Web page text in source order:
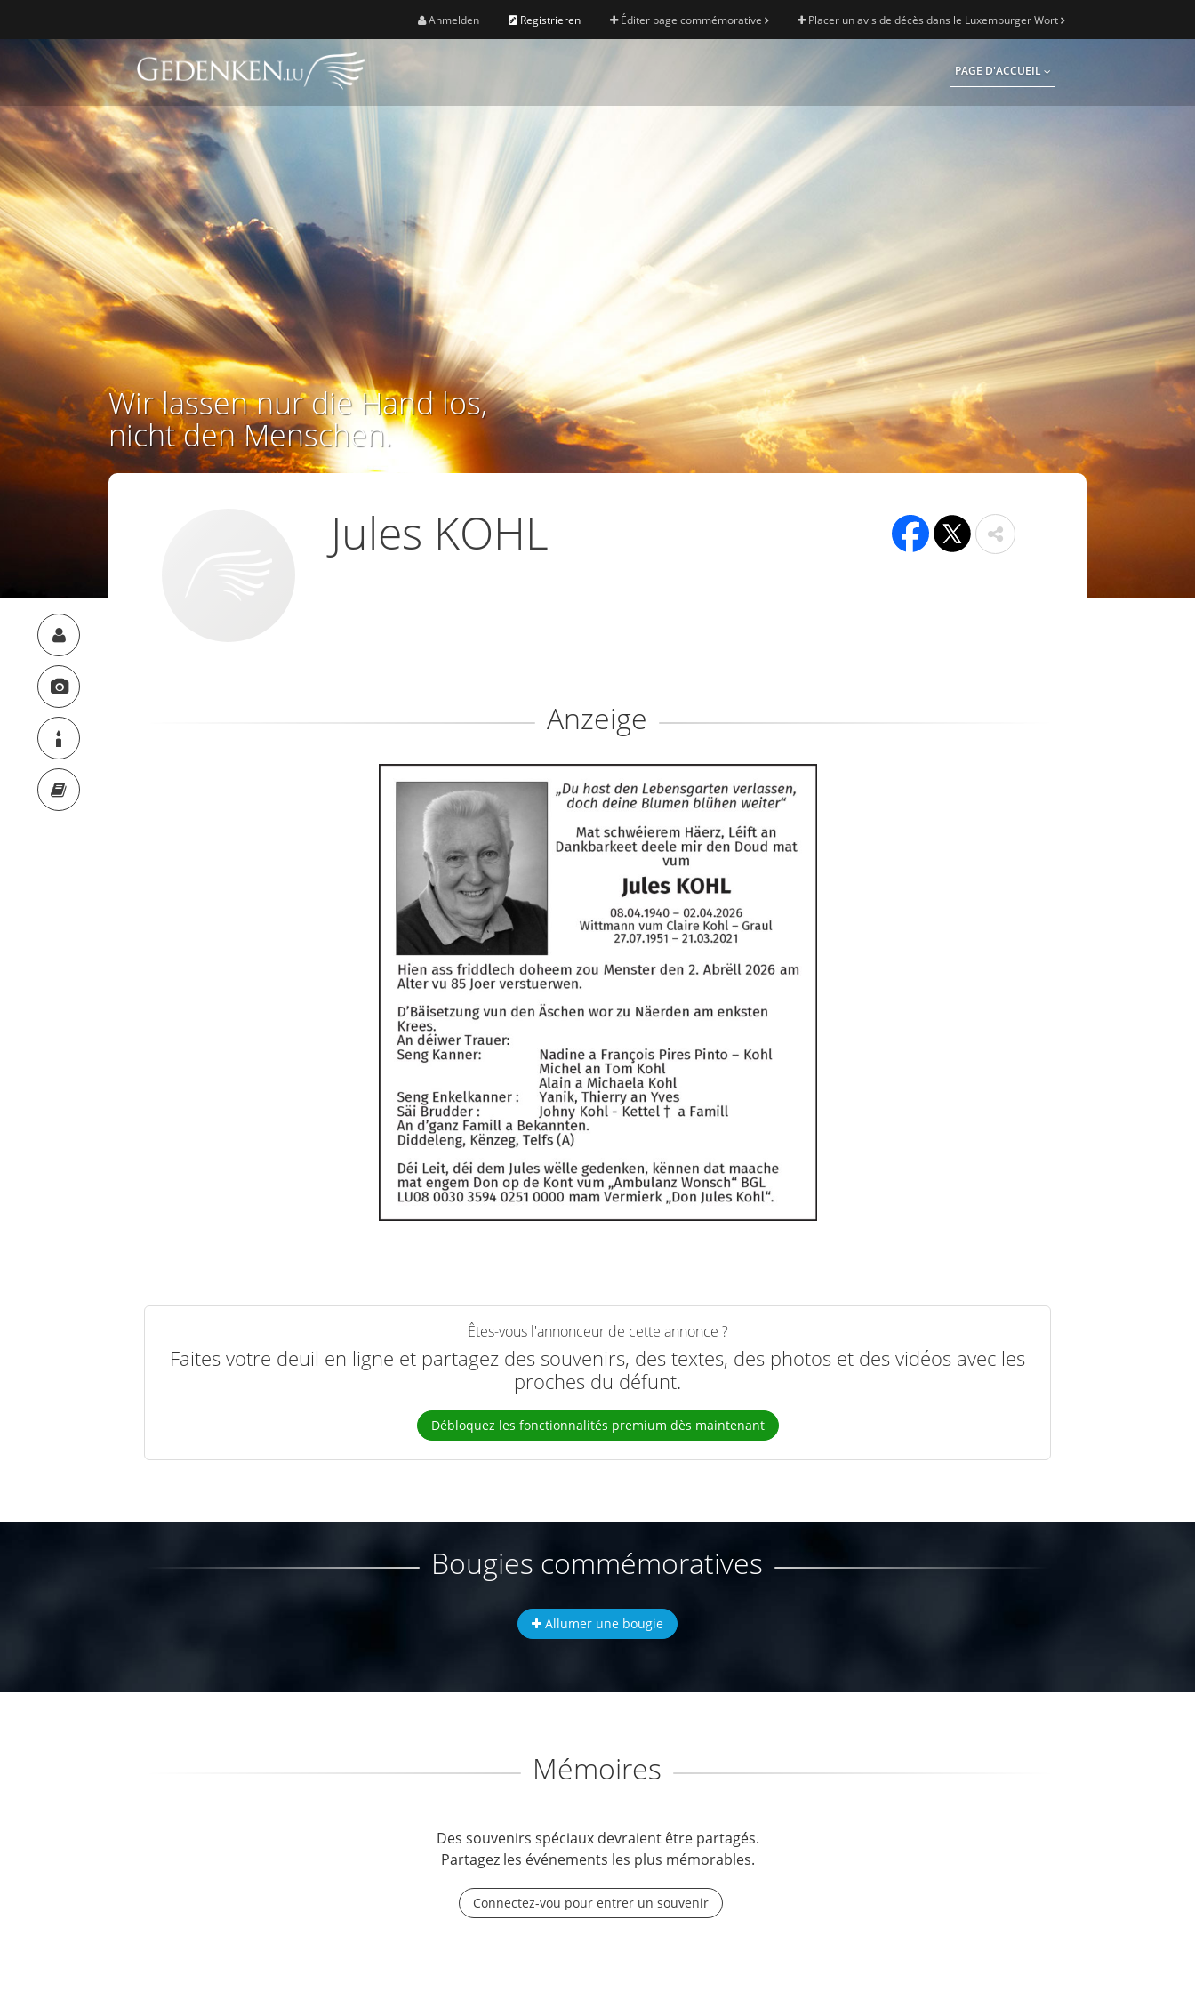
Anmelden Registrieren Éditer page commémorative Placer un avis de décès dans le Luxemburger Wort
PAGE D'ACCUEIL
Wir lassen nur die Hand los,
nicht den Menschen.
Jules KOHL
Anzeige
Êtes-vous l'annonceur de cette annonce ?
Faites votre deuil en ligne et partagez des souvenirs, des textes, des photos et des vidéos avec les
proches du défunt.
Débloquez les fonctionnalités premium dès maintenant
Bougies commémoratives
Allumer une bougie
Mémoires
Des souvenirs spéciaux devraient être partagés.
Partagez les événements les plus mémorables.
Connectez-vou pour entrer un souvenir